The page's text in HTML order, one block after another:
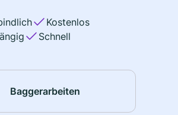
Kostenlos
Schnell
Baggerarbeiten